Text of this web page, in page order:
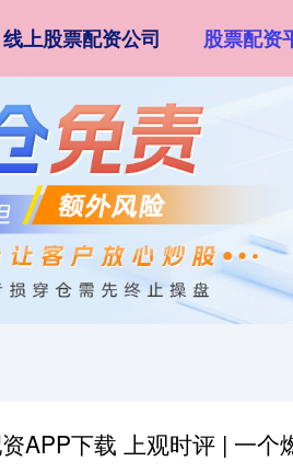
线上股票配资公司 股票配资
APP下载 上观时评 | 一